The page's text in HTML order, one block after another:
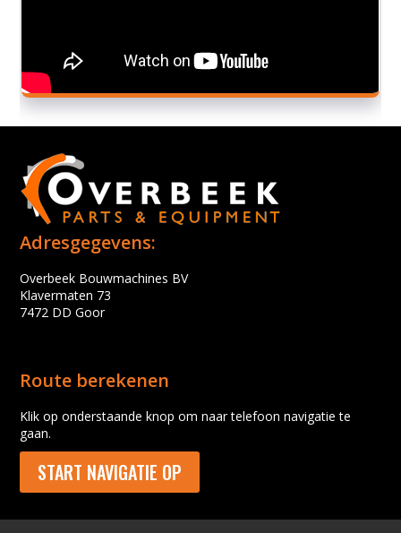
Adresgegevens:
Overbeek Bouwmachines BV
Klavermaten 73
7472 DD Goor
Route berekenen
Klik op onderstaande knop om naar telefoon navigatie te
gaan.
START NAVIGATIE OP